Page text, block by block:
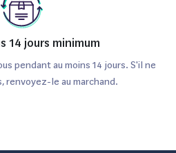
14 jours minimum
pendant au moins 14 jours. S'il ne
renvoyez-le au marchand.